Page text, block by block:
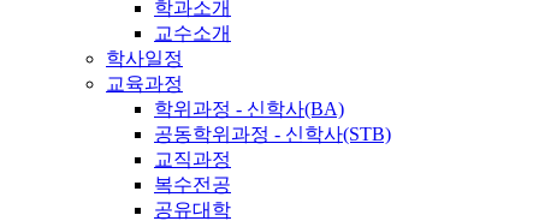
학과소개
교수소개
학사일정
교육과정
학위과정 - 신학사(BA)
공동학위과정 - 신학사(STB)
교직과정
복수전공
공유대학